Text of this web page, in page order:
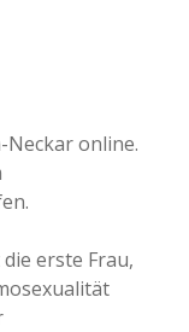
Neckar online.
erste Frau,